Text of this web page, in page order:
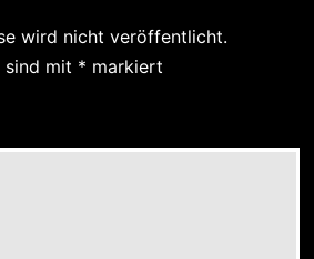
wird nicht veröffentlicht.
sind mit * markiert